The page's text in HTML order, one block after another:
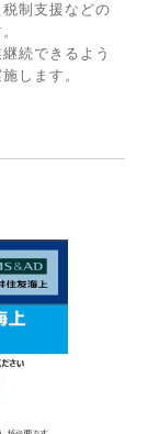
制支援などの
続できるよう
します。